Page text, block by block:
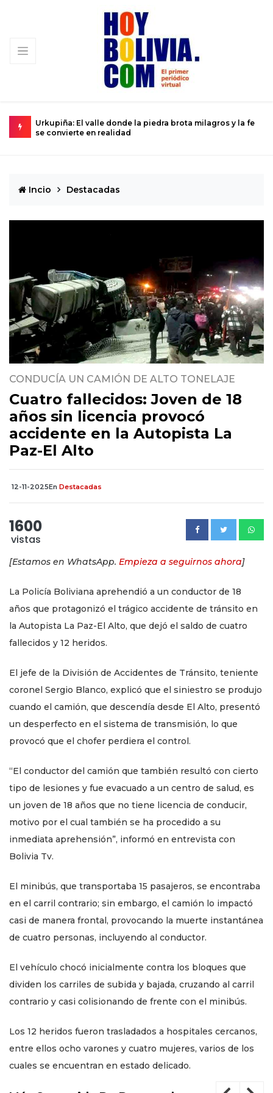
brota milagros y la fe
La ciencia se prepara para el histórico
Dios del Caos que rozará la Tierra
Incio Destacadas
CONDUCÍA UN CAMIÓN DE ALTO TONELAJE
Cuatro fallecidos: Joven de 18
años sin licencia provocó
accidente en la Autopista La
Paz-El Alto
12-11-2025En Destacadas
1600
vistas
[Estamos en WhatsApp. Empieza a seguirnos ahora]
La Policía Boliviana aprehendió a un conductor de 18
años que protagonizó el trágico accidente de tránsito en
la Autopista La Paz-El Alto, que dejó el saldo de cuatro
fallecidos y 12 heridos.
El jefe de la División de Accidentes de Tránsito, teniente
coronel Sergio Blanco, explicó que el siniestro se produjo
cuando el camión, que descendía desde El Alto, presentó
un desperfecto en el sistema de transmisión, lo que
provocó que el chofer perdiera el control.
“El conductor del camión que también resultó con cierto
tipo de lesiones y fue evacuado a un centro de salud, es
un joven de 18 años que no tiene licencia de conducir,
motivo por el cual también se ha procedido a su
inmediata aprehensión”, informó en entrevista con
Bolivia Tv.
El minibús, que transportaba 15 pasajeros, se encontraba
en el carril contrario; sin embargo, el camión lo impactó
casi de manera frontal, provocando la muerte instantánea
de cuatro personas, incluyendo al conductor.
El vehículo chocó inicialmente contra los bloques que
dividen los carriles de subida y bajada, cruzando al carril
contrario y casi colisionando de frente con el minibús.
Los 12 heridos fueron trasladados a hospitales cercanos,
entre ellos ocho varones y cuatro mujeres, varios de los
cuales se encuentran en estado delicado.